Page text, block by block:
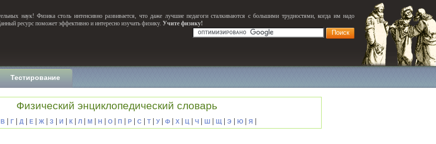
наук! Физика столь интенсивно развивается, что даже лучшие педагоги сталкиваются с большими трудностями, когда им надо
ресурс поможет эффективно и интересно изучать физику. Учите физику!
Тестирование
Физический энциклопедический словарь
В | Г | Д | Е | Ж | З | И | К | Л | М | Н | О | П | Р | С | Т| У| Ф | Х | Ц | Ч | Ш | Щ | Э | Ю | Я |